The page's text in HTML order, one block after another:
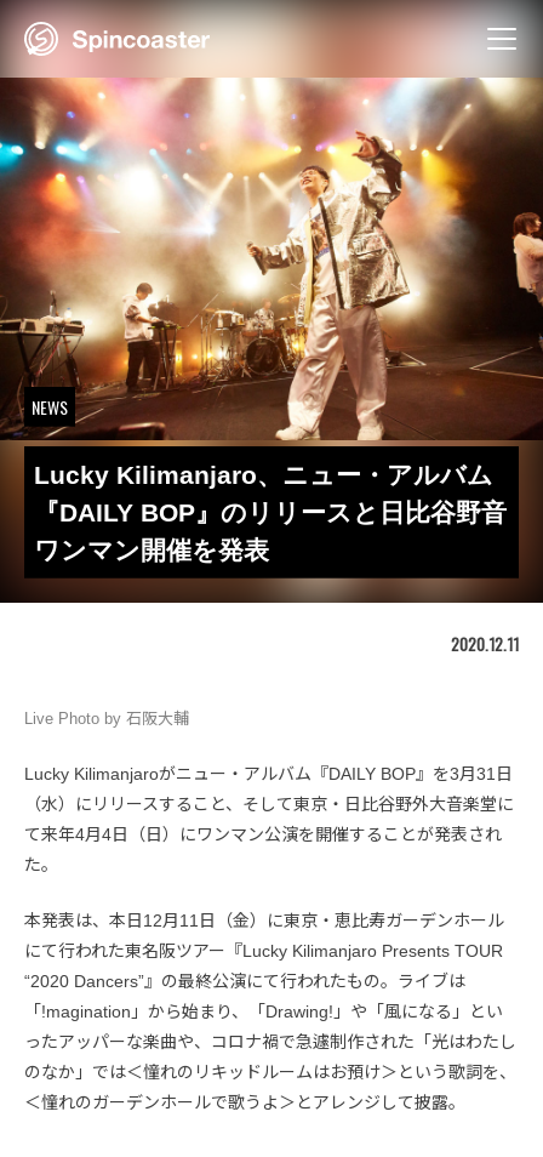
Skip
NEWS
Lucky Kilimanjaro、ニュー・アルバム
『DAILY BOP』のリリースと日比谷野音
ワンマン開催を発表
2020.12.11
Live Photo by 石阪大輔
Lucky Kilimanjaroがニュー・アルバム『DAILY BOP』を3月31日
（水）にリリースすること、そして東京・日比谷野外大音楽堂に
て来年4月4日（日）にワンマン公演を開催することが発表され
た。
本発表は、本日12月11日（金）に東京・恵比寿ガーデンホール
にて行われた東名阪ツアー『Lucky Kilimanjaro Presents TOUR
“2020 Dancers”』の最終公演にて行われたもの。ライブは
「!magination」から始まり、「Drawing!」や「風になる」とい
ったアッパーな楽曲や、コロナ禍で急遽制作された「光はわたし
のなか」では＜憧れのリキッドルームはお預け＞という歌詞を、
＜憧れのガーデンホールで歌うよ＞とアレンジして披露。